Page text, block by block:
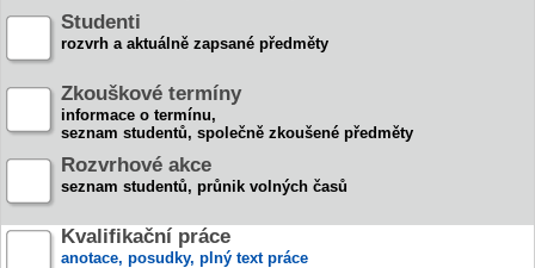
Studenti
rozvrh a aktuálně zapsané předměty
Zkouškové termíny
informace o termínu,
seznam studentů, společně zkoušené předměty
Rozvrhové akce
seznam studentů, průnik volných časů
Kvalifikační práce
anotace, posudky, plný text práce